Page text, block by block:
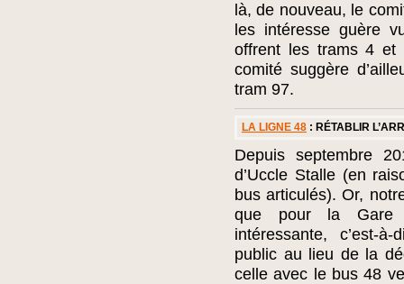
là, de nouveau, le
les intéresse guère
offrent les trams 4 et
comité suggère
tram 97.
LA LIGNE 48 : RÉTABLIR
Depuis septembre
d’Uccle Stalle (en
bus articulés). Or,
que pour la Gare
intéressante, c’est-
public au lieu de la
celle avec le bus 48